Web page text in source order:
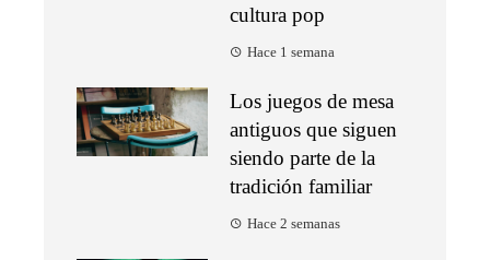
cultura pop
Hace 1 semana
Los juegos de mesa
antiguos que siguen
siendo parte de la
tradición familiar
Hace 2 semanas